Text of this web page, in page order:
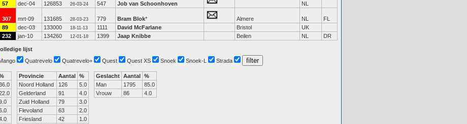
57 dec-04 126853 26-03-24 547 Job van Schoonhoven NL
307 mrt-09 131685 28-03-23 779 Bram Blok* Almere NL
FL
89 dec-03 133000 18-11-13 1111 David McFarlane Bristol
UK
232 jan-10 134260 12-01-18 1399 Jaap Knibbe Beilen NL DR
lijst
Quatrevelo Quatrevelo+ Quest Quest XS Snoek Snoek-L Strada
Provincie Aantal %
Noord Holland
126
5.0
Gelderland
91
4.0
Zuid Holland
79
3.0
Flevoland
63
2.0
Friesland
42
1.0
Geslacht Aantal %
Man
1795
85.0
Vrouw
86 4.0